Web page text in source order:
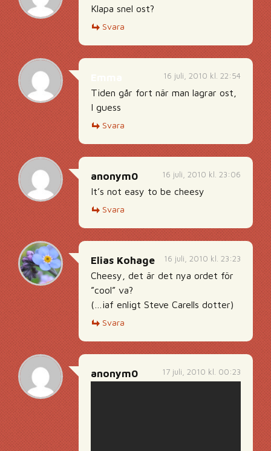
Klapa snel ost?
Svara
16 juli, 2010 kl. 22:54
Tiden går fort när man lagrar ost,
I guess
Svara
16 juli, 2010 kl. 23:06
anonym0
It’s not easy to be cheesy
Svara
16 juli, 2010 kl. 23:23
Elias Kohage
Cheesy, det är det nya ordet för
”cool” va?
(…iaf enligt Steve Carells dotter)
Svara
17 juli, 2010 kl. 00:23
anonym0